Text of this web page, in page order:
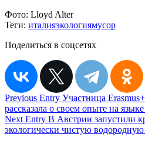
Фото: Lloyd Alter
Теги: италияэкологиямусор
Поделиться в соцсетях
Навигация
по
записям
Previous Entry Участница
рассказала о своем опыте на
Next Entry В Австрии запустили
экологически чистую